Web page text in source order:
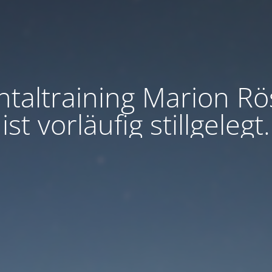
Marion
ist vorläufig stillgelegt.